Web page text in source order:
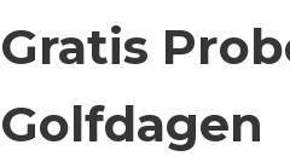
Gratis
Golfdagen